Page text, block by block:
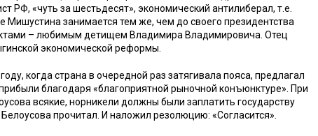
РФ, «чуть за шестьдесят», экономический антилиберал, т.е.
Мишустина занимается тем же, чем до своего президентства
– любимым детищем Владимира Владимировича. Отец
экономической реформы.
когда страна в очередной раз затягивала пояса, предлагал
благодаря «благоприятной рыночной конъюнктуре». При
всякие, норникели должны были заплатить государству
прочитал. И наложил резолюцию: «Согласится».